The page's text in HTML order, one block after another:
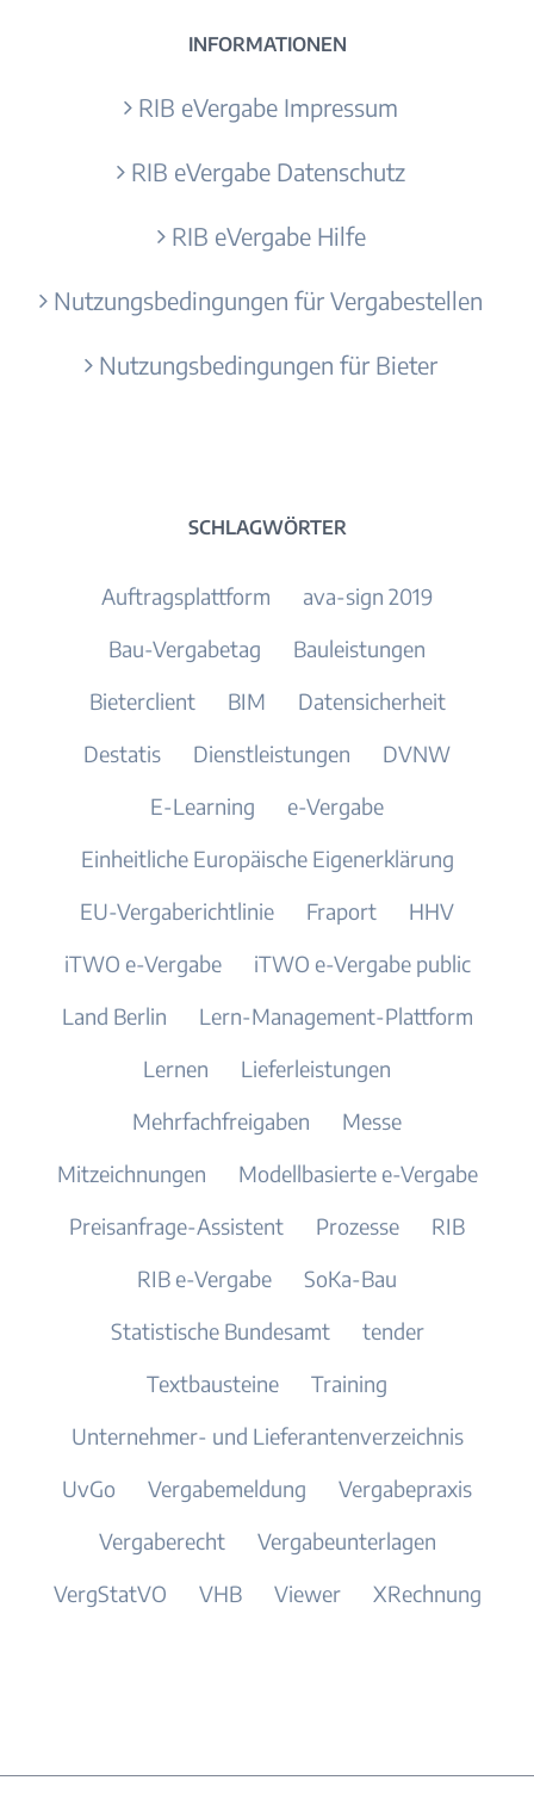
INFORMATIONEN
RIB eVergabe Impressum
RIB eVergabe Datenschutz
RIB eVergabe Hilfe
Nutzungsbedingungen für Vergabestellen
Nutzungsbedingungen für Bieter
SCHLAGWÖRTER
Auftragsplattform
ava-sign 2019
Bau-Vergabetag
Bauleistungen
Bieterclient
BIM
Datensicherheit
Destatis
Dienstleistungen
DVNW
E-Learning
e-Vergabe
Einheitliche Europäische Eigenerklärung
EU-Vergaberichtlinie
Fraport
HHV
iTWO e-Vergabe
iTWO e-Vergabe public
Land Berlin
Lern-Management-Plattform
Lernen
Lieferleistungen
Mehrfachfreigaben
Messe
Mitzeichnungen
Modellbasierte e-Vergabe
Preisanfrage-Assistent
Prozesse
RIB
RIB e-Vergabe
SoKa-Bau
Statistische Bundesamt
tender
Textbausteine
Training
Unternehmer- und Lieferantenverzeichnis
UvGo
Vergabemeldung
Vergabepraxis
Vergaberecht
Vergabeunterlagen
VergStatVO
VHB Viewer XRechnung